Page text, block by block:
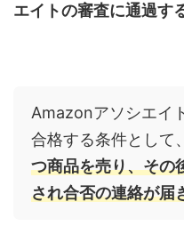
エイトの審査に通過す
Amazonアソシエイ
合格する条件として、
つ商品を売り、その
され合否の連絡が届